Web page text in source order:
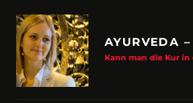
AYURVEDA
Kann man die Kur